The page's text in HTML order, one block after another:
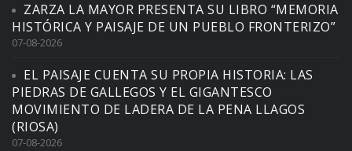
ZARZA LA MAYOR PRESENTA SU LIBRO “MEMORIA
HISTÓRICA Y PAISAJE DE UN PUEBLO FRONTERIZO”
07-08-2026
EL PAISAJE CUENTA SU PROPIA HISTORIA: LAS
PIEDRAS DE GALLEGOS Y EL GIGANTESCO
MOVIMIENTO DE LADERA DE LA PENA LLAGOS
(RIOSA)
07-08-2026